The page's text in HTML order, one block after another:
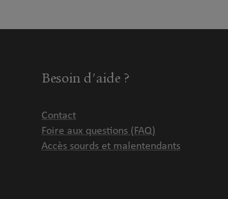
Besoin d'aide ?
Contact
Foire aux questions (FAQ)
Accès sourds et malentendants